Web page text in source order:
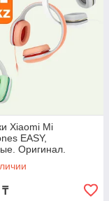
Xiaomi Mi
EASY,
Оригинал.
₸